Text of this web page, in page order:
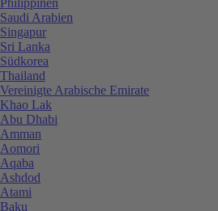
Saudi Arabien
Singapur
Sri Lanka
Südkorea
Thailand
Vereinigte Arabische Emirate
Khao Lak
Abu Dhabi
Amman
Aomori
Aqaba
Ashdod
Atami
Baku